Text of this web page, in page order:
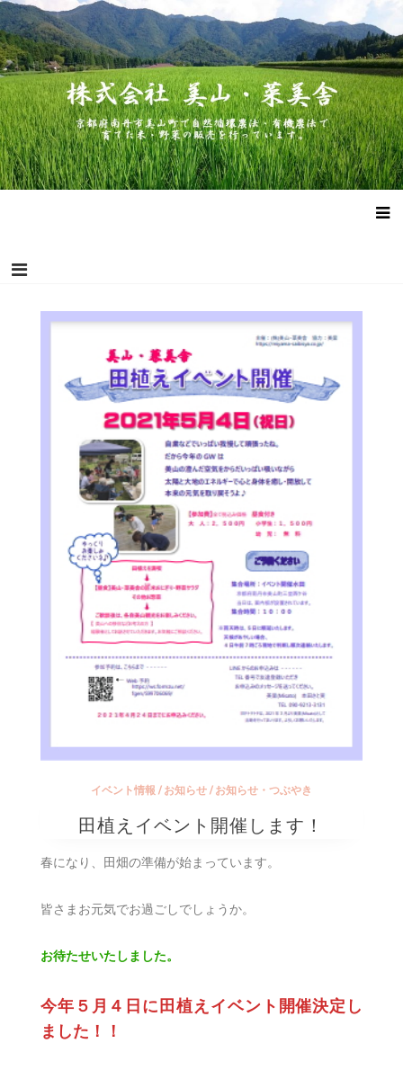
コ
ン
テ
ン
ツ
へ
ス
キ
ッ
プ
株式会社 美山・菜美舎
京都府南丹市美山町で自然循環農法・有機農法で作った米・野菜
の販売を行っています。
イベント情報 / お知らせ/ お知らせ・つぶやき
田植えイベント開催します！
春になり、田畑の準備が始まっています。
皆さまお元気でお過ごしでしょうか。
お待たせいたしました。
今年５月４日に田植えイベント開催決定し
ました！！